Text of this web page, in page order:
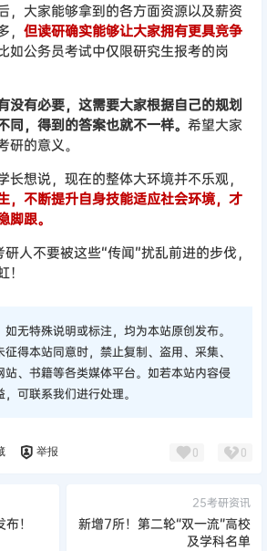
，大家能够拿到的各方面资源以及薪资
但读研确实能够让大家拥有更具竞争
如公务员考试中仅限研究生报考的岗
没有必要，这需要大家根据自己的规划
同，得到的答案也就不一样。 希望大家
研的意义。
长想说，现在的整体大环境并不乐观，
，不断提升自身技能适应社会环境，才
脚跟。
人不要被这些“传闻”扰乱前进的步伐，
无特殊说明或标注，均为本站原创发布。
得本站同意时，禁止复制、盗用、采集、
站、书籍等各类媒体平台。如若本站内容侵
可联系我们进行处理。
举报 0 0
！
25考研资讯
新增7所！第二轮“双一流”高校
及学科名单